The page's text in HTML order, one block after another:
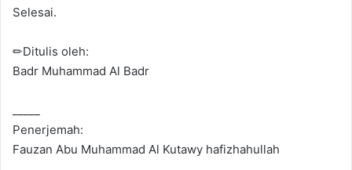
Selesai.
✏Ditulis oleh:
Badr Muhammad Al Badr
Penerjemah:
Fauzan Abu Muhammad Al Kutawy hafizhahullah